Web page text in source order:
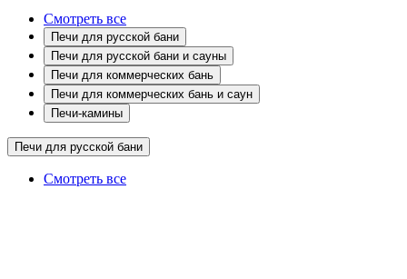
Смотреть все
Печи для русской бани
Печи для русской бани и сауны
Печи для коммерческих бань
Печи для коммерческих бань и саун
Печи-камины
Печи для русской бани
Смотреть все